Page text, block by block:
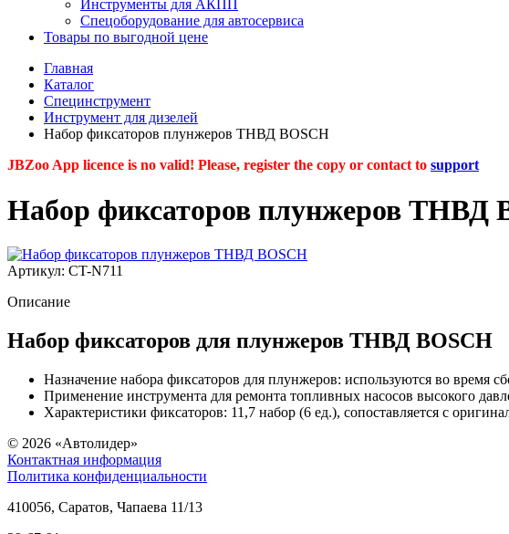
Инструменты для АКПП
Спецоборудование для автосервиса
Товары по выгодной цене
Главная
Каталог
Специнструмент
Инструмент для дизелей
Набор фиксаторов плунжеров ТНВД BOSCH
JBZoo App licence is no valid! Please, register the copy or contact to support
Набор фиксаторов плунжеров ТНВД
Артикул: CT-N711
Описание
Набор фиксаторов для плунжеров ТНВД BOSCH
Назначение набора фиксаторов для плунжеров: используются во
Применение инструмента для ремонта топливных насосов высокого
Характеристики фиксаторов: 11,7 набор (6 ед.), сопоставляется с
© 2026 «Автолидер»
Контактная информация
Политика конфиденциальности
410056, Саратов, Чапаева 11/13